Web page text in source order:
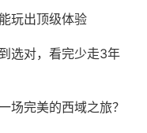
玩出顶级体验
选对，看完少走3年
场完美的西域之旅？